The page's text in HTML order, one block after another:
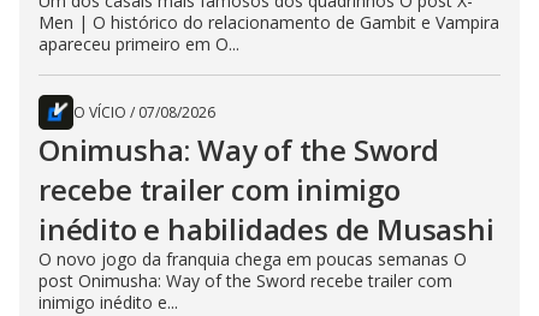
Men | O histórico do relacionamento de Gambit e Vampira
apareceu primeiro em O...
O VÍCIO / 07/08/2026
Onimusha: Way of the Sword
recebe trailer com inimigo
inédito e habilidades de Musashi
O novo jogo da franquia chega em poucas semanas O
post Onimusha: Way of the Sword recebe trailer com
inimigo inédito e...